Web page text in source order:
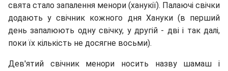
свята стало запалення менори (ханукії). Палаючі свічки
додають у свічник кожного дня Хануки (в перший
день запалюють одну свічку, у другій - дві і так далі,
поки їх кількість не досягне восьми).
Дев'ятий свічник менори носить назву шамаш і